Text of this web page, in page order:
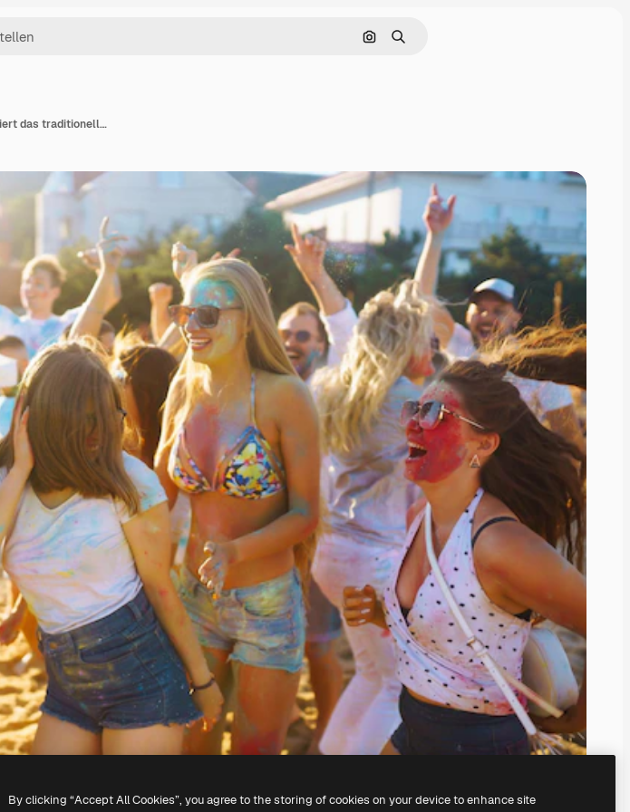
Nach Bild suchen
Suchen
Eine Gruppe von Freunden tanzt beim Holi-Festival und feiert das traditionelle indische Frühlingsfest Freundschaft
By clicking “Accept All Cookies”, you agree to the storing of cookies on your device to enhance site